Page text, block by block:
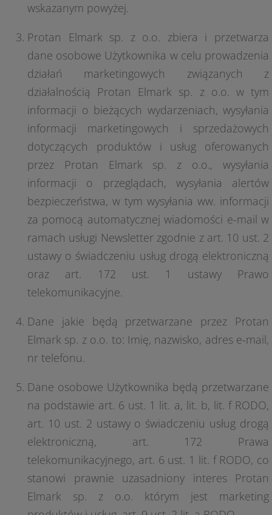
wskazanym powyżej.
Protan Elmark sp. z o.o. zbiera i przetwarza
dane osobowe Użytkownika w celu prowadzenia
działań marketingowych związanych z
działalnością Protan Elmark sp. z o.o. w tym
informacji o bieżących wydarzeniach, wysyłania
informacji marketingowych i sprzedażowych
dotyczących produktów i usług oferowanych
przez Protan Elmark sp. z o.o., wysyłania
informacji o przeglądach, wysyłania alertów
bezpieczeństwa, w tym wysyłania ww. informacji
za pomocą automatycznej wiadomości e-mail w
ramach usługi Newsletter zgodnie z art. 10 ust. 2
ustawy o świadczeniu usług drogą elektroniczną
oraz art. 172 ust. 1 ustawy Prawo
telekomunikacyjne.
Dane jakie będą przetwarzane przez Protan
Elmark sp. z o.o. to: Imię, nazwisko, adres e-mail,
nr telefonu.
Dane osobowe Użytkownika będą przetwarzane
na podstawie art. 6 ust. 1 lit. a, lit. b, lit. f RODO,
art. 10 ust. 2 ustawy o świadczeniu usług drogą
elektroniczną, art. 172 Prawa
telekomunikacyjnego, art. 6 ust. 1 lit. f RODO, co
stanowi prawnie uzasadniony interes Protan
Elmark sp. z o.o. którym jest marketing